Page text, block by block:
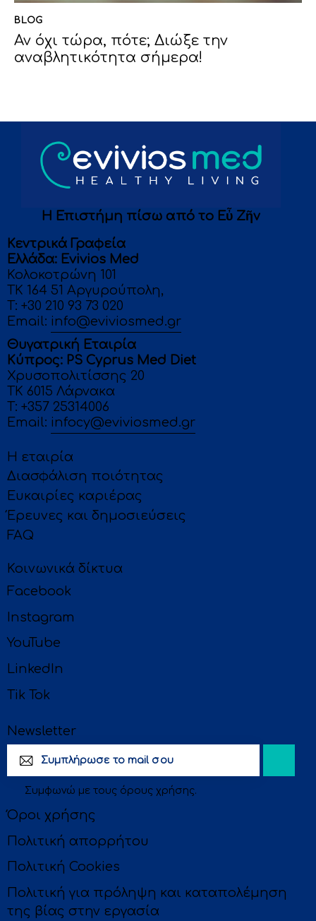
BLOG
Αν όχι τώρα, πότε; Διώξε την
αναβλητικότητα σήμερα!
Η Επιστήμη πίσω από το Eὖ Ζῆν
Κεντρικά Γραφεία
Eλλάδα: Evivios Med
Κολοκοτρώνη 101
ΤΚ 164 51 Αργυρούπολη,
T: +30 210 93 73 020
Email: info@eviviosmed.gr
Θυγατρική Εταιρία
Κύπρος: PS Cyprus Med Diet
Χρυσοπολιτίσσης 20
ΤΚ 6015 Λάρνακα
T: +357 25314006
Email: infocy@eviviosmed.gr
Η εταιρία
Διασφάλιση ποιότητας
Ευκαιρίες καριέρας
Έρευνες και δημοσιεύσεις
FAQ
Κοινωνικά δίκτυα
Facebook
Instagram
YouTube
LinkedIn
Tik Tok
Newsletter
Συμφωνώ με τους όρους χρήσης.
Όροι χρήσης
Πολιτική απορρήτου
Πολιτική Cookies
Πολιτική για πρόληψη και καταπολέμηση
της βίας στην εργασία